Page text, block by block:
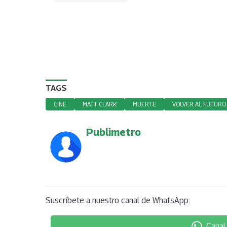
TAGS
CINE MATT CLARK MUERTE VOLVER AL FUTURO
Publimetro
Suscríbete a nuestro canal de WhatsApp: